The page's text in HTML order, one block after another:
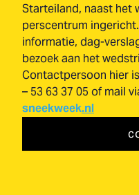
Starteiland, naast het
perscentrum
informatie, dag-
bezoek aan het
Contactpersoon hier
– 53 63 37 05 of mail
sneekweek.nl